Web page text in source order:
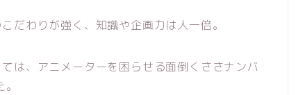
だわりが強く、知識や企画力は人一倍。
は、アニメーターを困らせる面倒くささナンバ